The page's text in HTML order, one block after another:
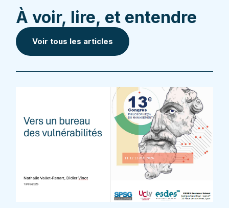
À voir, lire, et entendre
Voir tous les articles